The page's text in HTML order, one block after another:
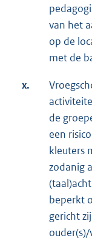
van het
op de
met de
x.
de
een
kleuters
zodanig
beperkt
gericht